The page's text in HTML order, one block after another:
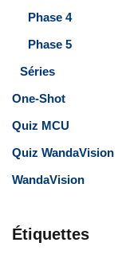
Phase 4
Phase 5
Séries
One-Shot
Quiz MCU
Quiz WandaVision
WandaVision
Étiquettes